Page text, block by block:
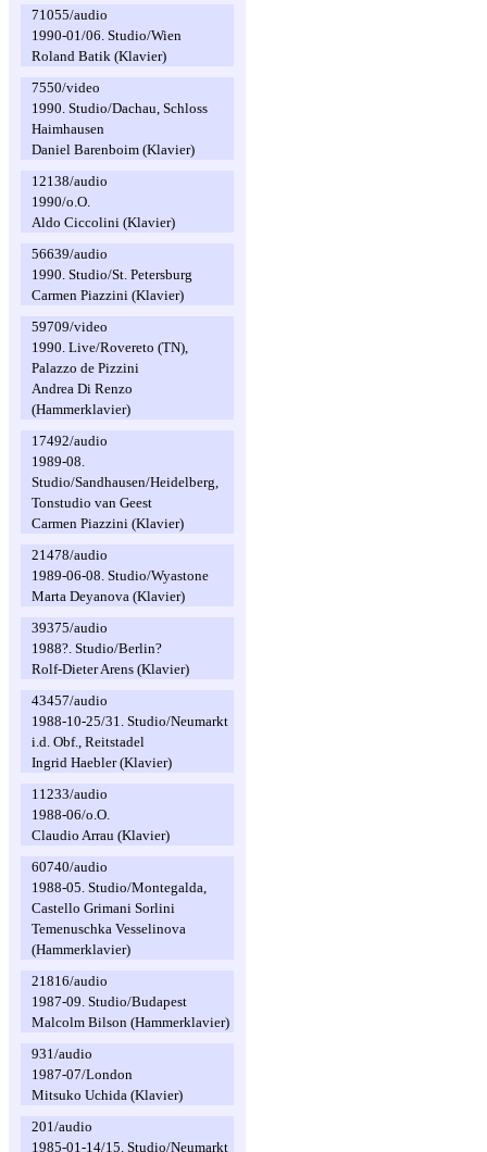
71055/audio
1990-01/06. Studio/Wien
Roland Batik (Klavier)
7550/video
1990. Studio/Dachau, Schloss
Haimhausen
Daniel Barenboim (Klavier)
12138/audio
1990/o.O.
Aldo Ciccolini (Klavier)
56639/audio
1990. Studio/St. Petersburg
Carmen Piazzini (Klavier)
59709/video
1990. Live/Rovereto (TN),
Palazzo de Pizzini
Andrea Di Renzo
(Hammerklavier)
17492/audio
1989-08.
Studio/Sandhausen/Heidelberg,
Tonstudio van Geest
Carmen Piazzini (Klavier)
21478/audio
1989-06-08. Studio/Wyastone
Marta Deyanova (Klavier)
39375/audio
1988?. Studio/Berlin?
Rolf-Dieter Arens (Klavier)
43457/audio
1988-10-25/31. Studio/Neumarkt
i.d. Obf., Reitstadel
Ingrid Haebler (Klavier)
11233/audio
1988-06/o.O.
Claudio Arrau (Klavier)
60740/audio
1988-05. Studio/Montegalda,
Castello Grimani Sorlini
Temenuschka Vesselinova
(Hammerklavier)
21816/audio
1987-09. Studio/Budapest
Malcolm Bilson (Hammerklavier)
931/audio
1987-07/London
Mitsuko Uchida (Klavier)
201/audio
1985-01-14/15. Studio/Neumarkt